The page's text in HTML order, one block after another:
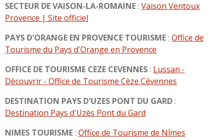
SECTEUR DE VAISON-LA-ROMAINE: Vaison Ventoux
Provence | Site officiel
PAYS D'ORANGE EN PROVENCE TOURISME: Office de
Tourisme du Pays d'Orange en Provence
OFFICE DE TOURISME CEZE CEVENNES: Lussan -
Découvrir - Office de Tourisme Cèze Cévennes
DESTINATION PAYS D'UZES PONT DU GARD:
Destination Pays d'Uzès Pont du Gard
NIMES TOURISME: Office de Tourisme de Nîmes